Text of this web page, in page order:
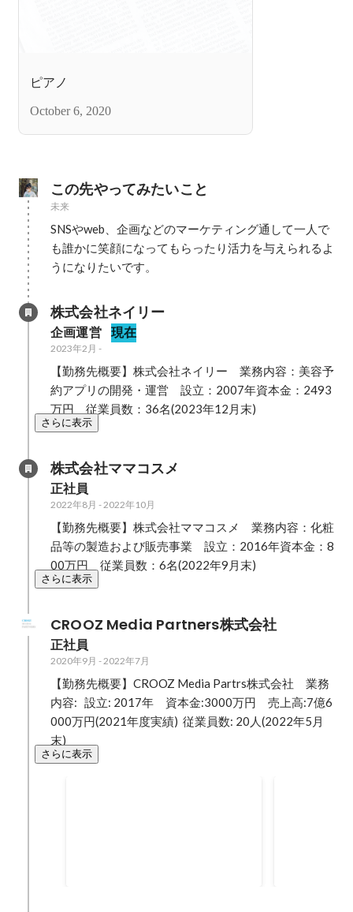
ピアノ
October 6, 2020
この先やってみたいこと
未来
SNSやweb、企画などのマーケティング通して一人で
も誰かに笑顔になってもらったり活力を与えられるよ
株式会社ネイリー
企画運営 現在
2023年2月 -
【勤務先概要】株式会社ネイリー　業務内容：美容予
約アプリの開発・運営　設立：2007年資本金：2493
万円　従業員数：36名(2023年12月末)
さらに表示
株式会社ママコスメ
正社員
2022年8月 -2022年10月
【勤務先概要】株式会社ママコスメ　業務内容：化粧
品等の製造および販売事業　設立：2016年資本金：8
00万円　従業員数：6名(2022年9月末)
さらに表示
CROOZ Media Partners株式会社
正社員
2020年9月 -2022年7月
【勤務先概要】CROOZ Media Partrs株式会社　業務
内容:   設立: 2017年　資本金:3000万円　売上高:7億6
000万円(2021年度実績)  従業員数: 20人(2022年5月
末)
さらに表示